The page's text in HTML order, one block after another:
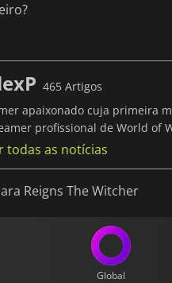
465 Artigos
apaixonado cuja primeira
profissional de World of
todas as notícias
Reigns The Witcher
Global